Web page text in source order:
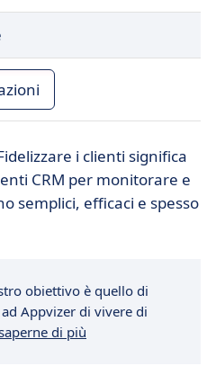
i clienti significa
CRM per monitorare e
semplici, efficaci e spesso
obiettivo è quello di
Appvizer di vivere di
di più